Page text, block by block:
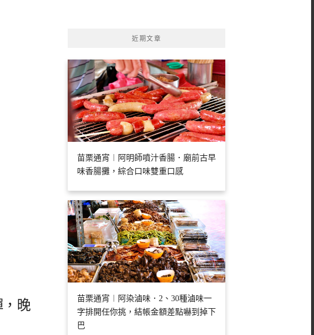
，晚
近期文章
苗栗通宵︱阿明師噴汁香腸．廟前古早
味香腸攤，綜合口味雙重口感
苗栗通宵︱阿染滷味．2、30種滷味一
字排開任你挑，結帳金額差點嚇到掉下
巴